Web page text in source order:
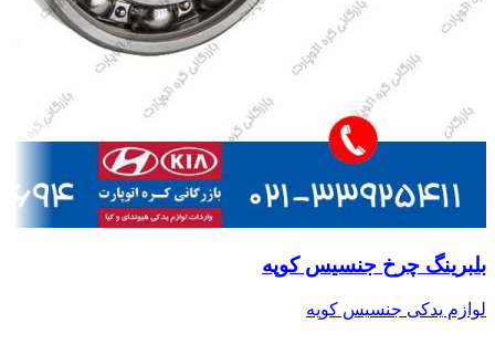
بلبرینگ چرخ جنسیس کوپه
لوازم یدکی جنسیس کوپه